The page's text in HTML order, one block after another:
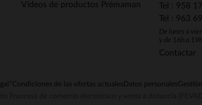
Vídeos de productos Prémaman
Tel : 958
Tel : 963
De lunes a
y de 16h a 19h
Contactar
*Condiciones de las ofertas actuales Datos personales